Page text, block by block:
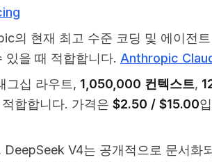
의 현재 최고 수준 코딩 및 에이전
있을 때 적합합니다. Anthropic
그십 라우트, 1,050,000 컨텍스트,
합합니다. 가격은 $2.50 / $15.00
DeepSeek V4는 공개적으로 문서화